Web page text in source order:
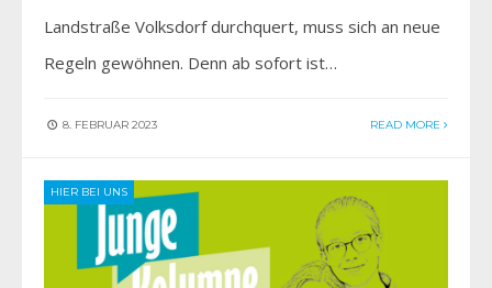
Landstraße Volksdorf durchquert, muss sich an neue
Regeln gewöhnen. Denn ab sofort ist…
8. FEBRUAR 2023 READ MORE
HIER BEI UNS